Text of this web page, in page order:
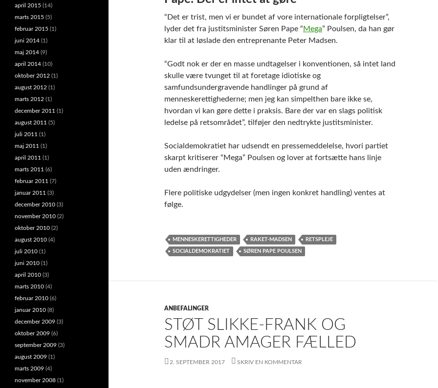
“Det er trist, men vi er bundet af vore internationale forpligtelser”,
lyder det fra justitsminister Søren Pape “Mega” Poulsen, da han gør
klar til at løslade den entreprenante Peter Madsen.
“Godt nok er der en masse undtagelser i konventionen, så intet land
skulle være tvunget til at foretage idiotiske og
samfundsundergravende handlinger på grund af
menneskerettighederne; men jeg kan simpelthen bare ikke se,
hvordan vi kan gøre dette i praksis. Bare der var en slags politisk
ledelse på retsområdet”, tilføjer den nedtrykte justitsminister.
Socialdemokratiet har udsendt en pressemeddelelse, hvori partiet
skarpt kritiserer “Mega” Poulsen og lover at fortsætte hans linje
uden ændringer.
Flere politiske udgydelser (men ingen konkret handling) ventes at
følge.
MENNESKERETTIGHEDER RAKET-MADSEN RETSPLEJE
SOCIALDEMOKRATIET SØREN PAPE POULSEN
ANBEFALINGER
STØT SLIKKE-FRANK OG
SMADR AMAGER FÆLLED
2. SEPTEMBER 2017 SKRIV EN KOMMENTAR
april 2015 (14)
marts 2015 (5)
februar 2015 (1)
juni 2014 (1)
maj 2014 (9)
april 2014 (10)
oktober 2012 (1)
august 2012 (1)
marts 2012 (1)
december 2011 (1)
august 2011 (5)
juli 2011 (1)
maj 2011 (1)
april 2011 (1)
marts 2011 (6)
februar 2011 (7)
januar 2011 (3)
december 2010 (3)
november 2010 (2)
oktober 2010 (2)
august 2010 (4)
juli 2010 (1)
juni 2010 (1)
april 2010 (3)
marts 2010 (4)
februar 2010 (6)
januar 2010 (8)
december 2009 (3)
oktober 2009 (6)
september 2009 (3)
august 2009 (1)
marts 2009 (4)
november 2008 (1)